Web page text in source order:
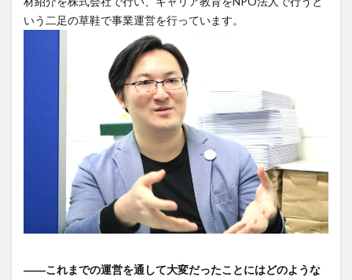
いう二足の草鞋で事業運営を行っています。
――これまでの運営を通して大変だったことにはどのような